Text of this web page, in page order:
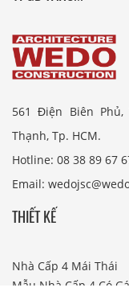
561 Điện Biên Phủ,
Thạnh, Tp. HCM.
Hotline: 08 38 89 67
Email:
THIẾT KẾ
Nhà Cấp 4 Mái Thái
Mẫu Nhà Cấp 4 Có